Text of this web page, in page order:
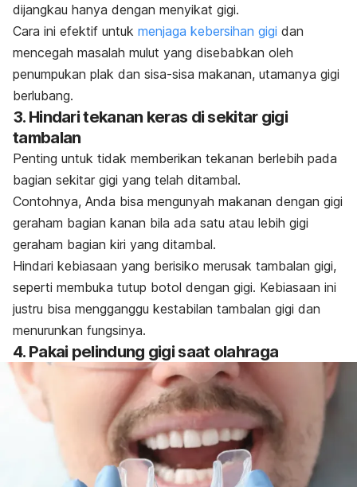
dijangkau hanya dengan menyikat gigi.
Cara ini efektif untuk menjaga kebersihan gigi dan
mencegah masalah mulut yang disebabkan oleh
penumpukan plak dan sisa-sisa makanan, utamanya gigi
berlubang.
3. Hindari tekanan keras di sekitar gigi
tambalan
Penting untuk tidak memberikan tekanan berlebih pada
bagian sekitar gigi yang telah ditambal.
Contohnya, Anda bisa mengunyah makanan dengan gigi
geraham bagian kanan bila ada satu atau lebih gigi
geraham bagian kiri yang ditambal.
Hindari kebiasaan yang berisiko merusak tambalan gigi,
seperti membuka tutup botol dengan gigi. Kebiasaan ini
justru bisa mengganggu kestabilan tambalan gigi dan
menurunkan fungsinya.
4. Pakai pelindung gigi saat olahraga